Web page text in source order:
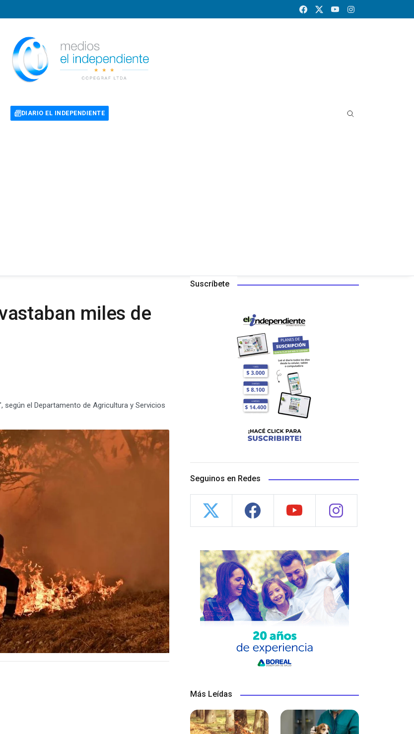
DIARIO EL INDEPENDIENTE
miles de
según el Departamento de Agricultura y Servicios
Suscríbete
Seguinos en Redes
Más Leídas